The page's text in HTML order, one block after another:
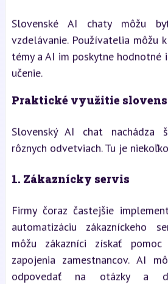
Slovenské AI chaty môžu
vzdelávanie. Používatelia môžu
témy a AI im poskytne hodnotné
učenie.
Praktické využitie
Slovenský AI chat nachádza
rôznych odvetviach. Tu je
1. Zákaznícky servis
Firmy čoraz častejšie
automatizáciu zákazníckeho
môžu zákazníci získať
zapojenia zamestnancov. AI
odpovedať na otázky a